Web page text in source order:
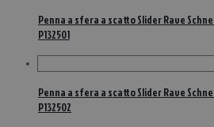
Penna a sfera a scatto Slider Rave
P132501
Penna a sfera a scatto Slider Rave
P132502